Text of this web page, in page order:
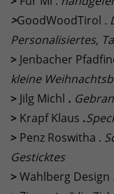
>GoodWoodTirol .
Personalisiertes,
> Jenbacher
kleine
> Jilg Michl .
> Krapf Klaus .
> Penz Roswitha .
Gesticktes
>Wahlberg Design